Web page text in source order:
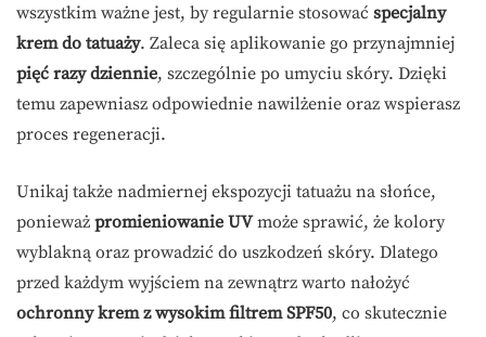
wszystkim ważne jest, by regularnie stosować specjalny
krem do tatuaży. Zaleca się aplikowanie go przynajmniej
pięć razy dziennie, szczególnie po umyciu skóry. Dzięki
temu zapewniasz odpowiednie nawilżenie oraz wspierasz
proces regeneracji.
Unikaj także nadmiernej ekspozycji tatuażu na słońce,
ponieważ promieniowanie UVmoże sprawić, że kolory
wyblakną oraz prowadzić do uszkodzeń skóry. Dlatego
przed każdym wyjściem na zewnątrz warto nałożyć
ochronny krem z wysokim filtrem SPF50, co skutecznie